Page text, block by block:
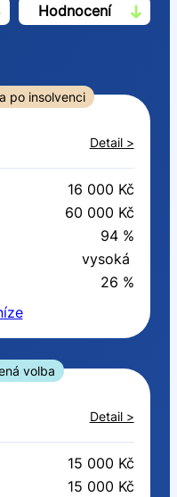
Hodnocení
po insolvenci
Detail >
16 000 Kč
60 000 Kč
94 %
vysoká
26 %
volba
Detail >
15 000 Kč
15 000 Kč